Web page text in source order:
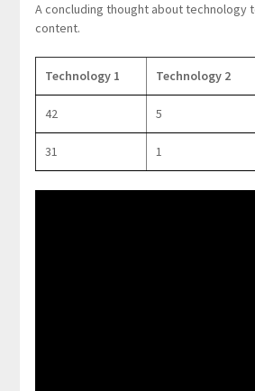
A concluding thought about technology
content.
Technology 1 Technology 2
42 5
31 1